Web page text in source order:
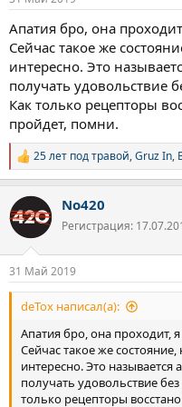
Апатия бро, она
Сейчас такое же
интересно. Это
получать удовольствие
Как только рецепторы
пройдет, помни.
Р
е
к
ц
и
25 лет под травой,Gruz In,
No420
Регистрация:
31 Май 2019
deTox написал(а):
Апатия бро, она проходит,
Сейчас такое же
интересно. Это называется
получать удовольствие
только рецепторы